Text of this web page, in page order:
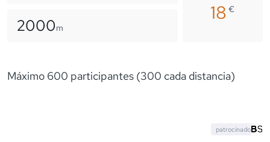
2000m
18€
Máximo 600 participantes (300 cada distancia)
patrocinado